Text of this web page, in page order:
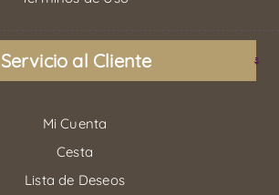
Servicio al Cliente
Mi Cuenta
Cesta
Lista de Deseos